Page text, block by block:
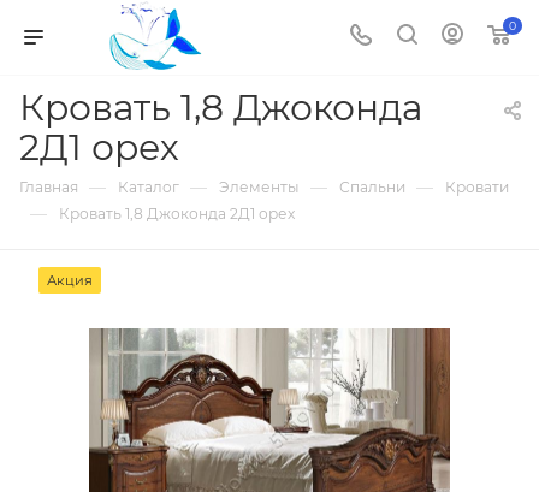
0
Кровать 1,8 Джоконда
2Д1 орех
Главная — Каталог — Элементы — Спальни — Кровати
— Кровать 1,8 Джоконда 2Д1 орех
Акция